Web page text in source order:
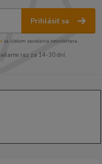
Prihlásiť sa
za účelom zasielania newslettera.
raz za 14-30 dní.